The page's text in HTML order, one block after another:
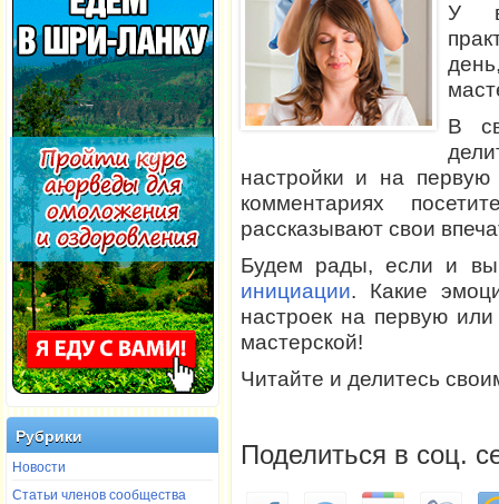
Рубрики
Новости
Статьи членов сообщества
У
В
настройки и на
комментариях
рассказывают свои
Будем рады, если и вы
инициации. Какие
настроек на первую
мастерской!
Читайте и делитесь
Поделиться в соц.